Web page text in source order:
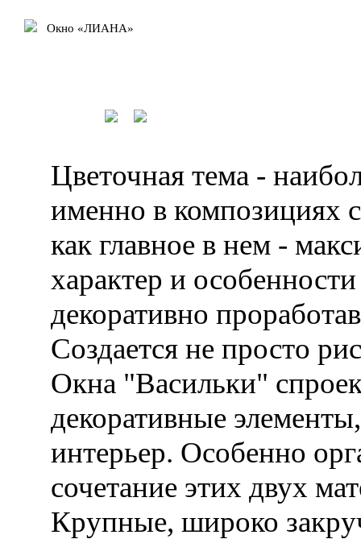
Окно «ЛИАНА»
Цветочная тема -
именно в композициях
как главное в нем -
характер и
декоративно
Создается не просто
Окна "Васильки"
декоративные
интерьер. Особенно
сочетание этих двух
Крупные, широко